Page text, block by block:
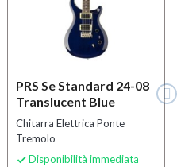
PRS Se Standard 24-08
Translucent Blue
Chitarra Elettrica Ponte
Tremolo
 Disponibilità immediata